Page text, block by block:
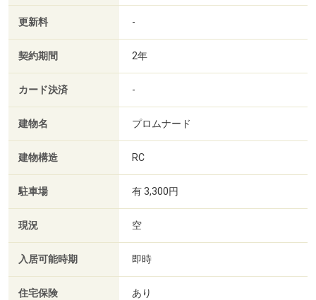
更新料 -
契約期間 2年
カード決済 -
建物名 プロムナード
建物構造 RC
駐車場 有 3,300円
現況 空
入居可能時期 即時
住宅保険 あり